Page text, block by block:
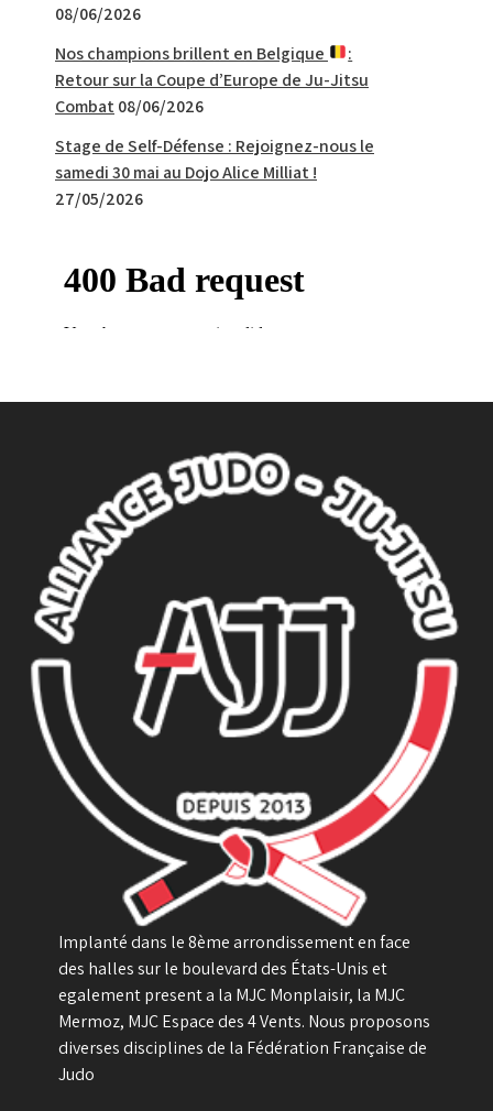
08/06/2026
Nos champions brillent en Belgique
:
Retour sur la Coupe d’Europe de Ju-Jitsu
Combat 08/06/2026
Stage de Self-Défense : Rejoignez-nous le
samedi 30 mai au Dojo Alice Milliat !
27/05/2026
Implanté dans le 8ème arrondissement en face
des halles sur le boulevard des États-Unis et
egalement present a la MJC Monplaisir, la MJC
Mermoz, MJC Espace des 4 Vents. Nous proposons
diverses disciplines de la Fédération Française de
Judo